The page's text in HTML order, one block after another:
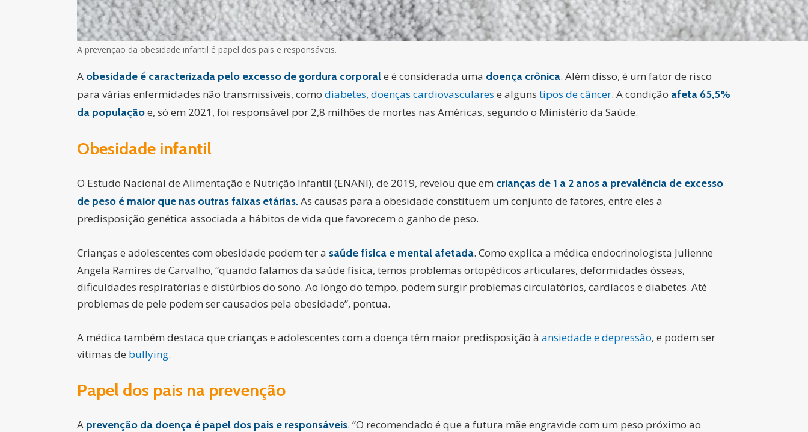
A prevenção da obesidade infantil é papel dos pais e responsáveis.
A obesidade é caracterizada pelo excesso de gordura corporale é considerada uma doença crônica. Além disso, é um fator de risco
para várias enfermidades não transmissíveis, como diabetes, doenças cardiovasculares e alguns tipos de câncer. A condição afeta 65,5%
da populaçãoe, só em 2021, foi responsável por 2,8 milhões de mortes nas Américas, segundo o Ministério da Saúde.
Obesidade infantil
O Estudo Nacional de Alimentação e Nutrição Infantil (ENANI), de 2019, revelou que em crianças de 1 a 2 anos a prevalência de excesso
de peso é maior que nas outras faixas etárias.As causas para a obesidade constituem um conjunto de fatores, entre eles a
predisposição genética associada a hábitos de vida que favorecem o ganho de peso.
Crianças e adolescentes com obesidade podem ter a saúde física e mental afetada. Como explica a médica endocrinologista Julienne
Angela Ramires de Carvalho, “quando falamos da saúde física, temos problemas ortopédicos articulares, deformidades ósseas,
dificuldades respiratórias e distúrbios do sono. Ao longo do tempo, podem surgir problemas circulatórios, cardíacos e diabetes. Até
problemas de pele podem ser causados pela obesidade”, pontua.
A médica também destaca que crianças e adolescentes com a doença têm maior predisposição à ansiedade e depressão, e podem ser
vítimas de bullying.
Papel dos pais na prevenção
A prevenção da doença é papel dos pais e responsáveis. “O recomendado é que a futura mãe engravide com um peso próximo ao